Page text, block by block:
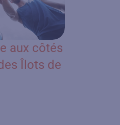
aux côtés
Îlots de